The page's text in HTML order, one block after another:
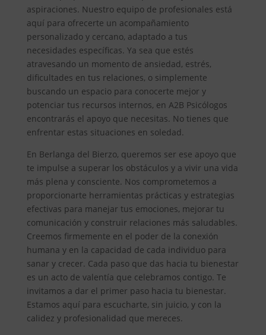
aspiraciones. Nuestro equipo de profesionales está
aquí para ofrecerte un acompañamiento
personalizado y cercano, adaptado a tus
necesidades específicas. Ya sea que estés
atravesando un momento de ansiedad, estrés,
dificultades en tus relaciones, o simplemente
buscando un espacio para conocerte mejor y
potenciar tus recursos internos, en A2B Psicólogos
encontrarás el apoyo que necesitas. No tienes que
enfrentar estas situaciones en soledad.
En Berlanga del Bierzo, queremos ser ese apoyo que
te impulse a superar los obstáculos y a vivir una vida
más plena y consciente. Nos comprometemos a
proporcionarte herramientas prácticas y estrategias
efectivas para manejar tus emociones, mejorar tu
comunicación y construir relaciones más saludables.
Creemos firmemente en el poder de la conexión
humana y en la capacidad de cada individuo para
sanar y crecer. Cada paso que das hacia tu bienestar
es un acto de valentía que celebramos contigo. Te
invitamos a dar el primer paso hacia tu bienestar.
Estamos aquí para escucharte, sin juicio, y con la
calidez y profesionalidad que mereces.